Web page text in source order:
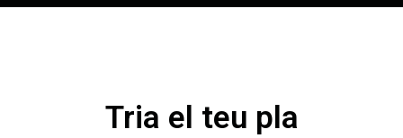
Tria el teu pla